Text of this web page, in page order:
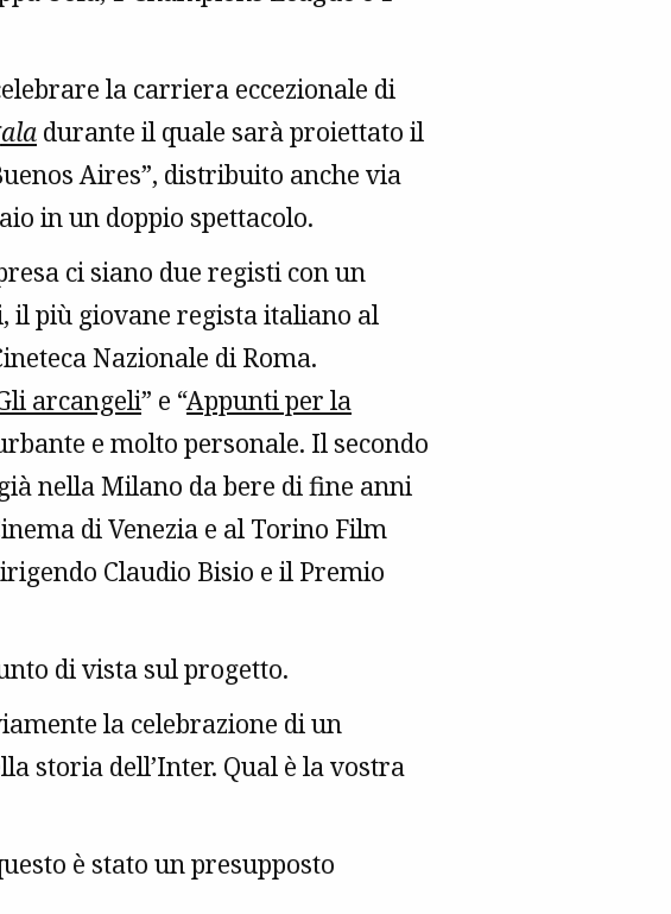
la carriera eccezionale di
durante il quale sarà proiettato il
Aires”, distribuito anche via
in un doppio spettacolo.
ci siano due registi con un
il più giovane regista italiano al
Nazionale di Roma.
arcangeli” e “Appunti per la
e molto personale. Il secondo
nella Milano da bere di fine anni
di Venezia e al Torino Film
Claudio Bisio e il Premio
di vista sul progetto.
la celebrazione di un
storia dell’Inter. Qual è la vostra
è stato un presupposto